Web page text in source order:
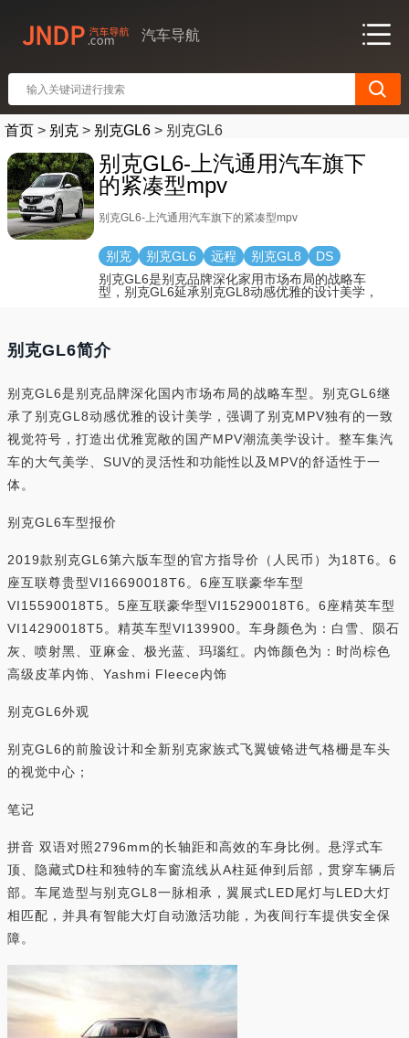
汽车导航
首页 > 别克 > 别克GL6 > 别克GL6
别克GL6-上汽通用汽车旗下
的紧凑型mpv
别克GL6-上汽通用汽车旗下的紧凑型mpv
别克 别克GL6 远程 别克GL8
DS
别克GL6是别克品牌深化家用市场布局的战略车
型，别克GL6延承别克GL8动感优雅的设计美学，
别克GL6简介
别克GL6是别克品牌深化国内市场布局的战略车型。别克GL6继
承了别克GL8动感优雅的设计美学，强调了别克MPV独有的一致
视觉符号，打造出优雅宽敞的国产MPV潮流美学设计。整车集汽
车的大气美学、SUV的灵活性和功能性以及MPV的舒适性于一
体。
别克GL6车型报价
2019款别克GL6第六版车型的官方指导价（人民币）为18T6。6
座互联尊贵型VI16690018T6。6座互联豪华车型
VI15590018T5。5座互联豪华型VI15290018T6。6座精英车型
VI14290018T5。精英车型VI139900。车身颜色为：白雪、陨石
灰、喷射黑、亚麻金、极光蓝、玛瑙红。内饰颜色为：时尚棕色
高级皮革内饰、Yashmi Fleece内饰
别克GL6外观
别克GL6的前脸设计和全新别克家族式飞翼镀铬进气格栅是车头
的视觉中心；
笔记
拼音 双语对照2796mm的长轴距和高效的车身比例。悬浮式车
顶、隐藏式D柱和独特的车窗流线从A柱延伸到后部，贯穿车辆后
部。车尾造型与别克GL8一脉相承，翼展式LED尾灯与LED大灯
相匹配，并具有智能大灯自动激活功能，为夜间行车提供安全保
障。